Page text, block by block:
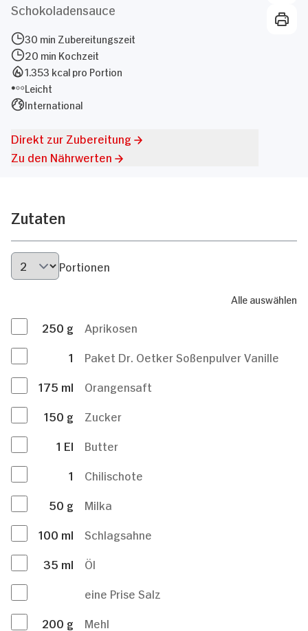
Schokoladensauce
30 min Zubereitungszeit
20 min Kochzeit
1.353 kcal pro Portion
Leicht
International
Direkt zur Zubereitung
Zu den Nährwerten
Zutaten
Portionen
Alle auswählen
250 g
Aprikosen
1
Paket Dr. Oetker Soßenpulver Vanille
175 ml
Orangensaft
150 g
Zucker
1 El
Butter
1
Chilischote
50 g
Milka
100 ml
Schlagsahne
35 ml
Öl
eine Prise Salz
200 g
Mehl